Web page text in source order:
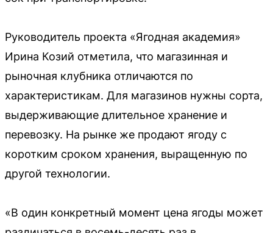
Руководитель проекта «Ягодная академия»
Ирина Козий отметила, что магазинная и
рыночная клубника отличаются по
характеристикам. Для магазинов нужны сорта,
выдерживающие длительное хранение и
перевозку. На рынке же продают ягоду с
коротким сроком хранения, выращенную по
другой технологии.
«В один конкретный момент цена ягоды может